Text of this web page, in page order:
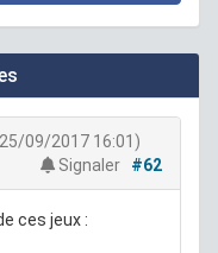
09/2017 16:01)
Signaler
#62
ces jeux :